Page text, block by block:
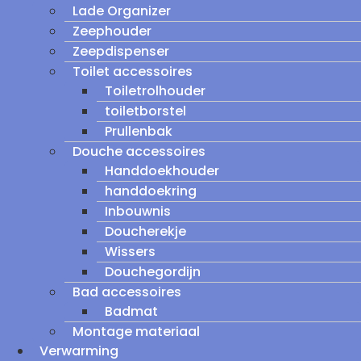
Lade Organizer
Zeephouder
Zeepdispenser
Toilet accessoires
Toiletrolhouder
toiletborstel
Prullenbak
Douche accessoires
Handdoekhouder
handdoekring
Inbouwnis
Doucherekje
Wissers
Douchegordijn
Bad accessoires
Badmat
Montage materiaal
Verwarming